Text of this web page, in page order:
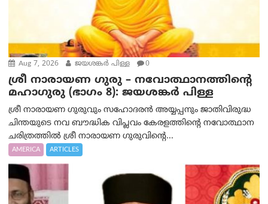
Aug 7, 2026 ജയശങ്കര്‍ പിള്ള 0
ശ്രീ നാരായണ ഗുരു – നവോത്ഥാനത്തിന്റെ
മഹാഗുരു (ഭാഗം 8): ജയശങ്കര്‍ പിള്ള
ശ്രീ നാരായണ ഗുരുവും സഹോദരൻ അയ്യപ്പനും ജാതിവിരുദ്ധ
ചിന്തയുടെ നവ ബൗദ്ധിക വിപ്ലവം കേരളത്തിന്റെ നവോത്ഥാന
ചരിത്രത്തിൽ ശ്രീ നാരായണ ഗുരുവിന്റെ...
AMERICA ARTICLES